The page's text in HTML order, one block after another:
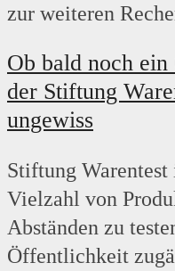
zur weiteren
Ob bald noch
der Stiftung
ungewiss
Stiftung
Vielzahl von
Abständen zu
Öffentlichkeit